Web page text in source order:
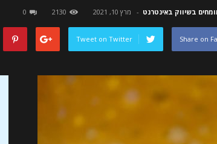
בשיווק באינטרנט - מרץ 10, 2021 2130
0
Share on
Tweet on Twitter